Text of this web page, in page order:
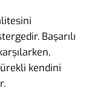
Başarılı
kendini